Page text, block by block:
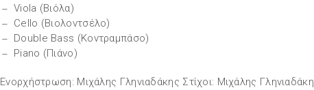
Viola (Βιόλα)
Cello (Βιολοντσέλο)
Double Bass (Κοντραμπάσο)
Piano (Πιάνο)
Ενορχήστρωση: Μιχάλης Γληνιαδάκης Στίχοι: Μιχάλης